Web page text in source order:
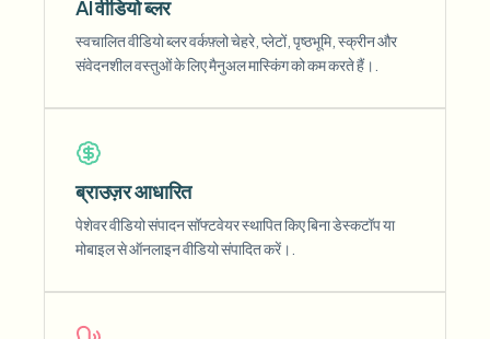
AI वीडियो ब्लर
स्वचालित वीडियो ब्लर वर्कफ़्लो चेहरे, प्लेटों, पृष्ठभूमि, स्क्रीन और
संवेदनशील वस्तुओं के लिए मैनुअल मास्किंग को कम करते हैं।.
ब्राउज़र आधारित
पेशेवर वीडियो संपादन सॉफ्टवेयर स्थापित किए बिना डेस्कटॉप या
मोबाइल से ऑनलाइन वीडियो संपादित करें।.